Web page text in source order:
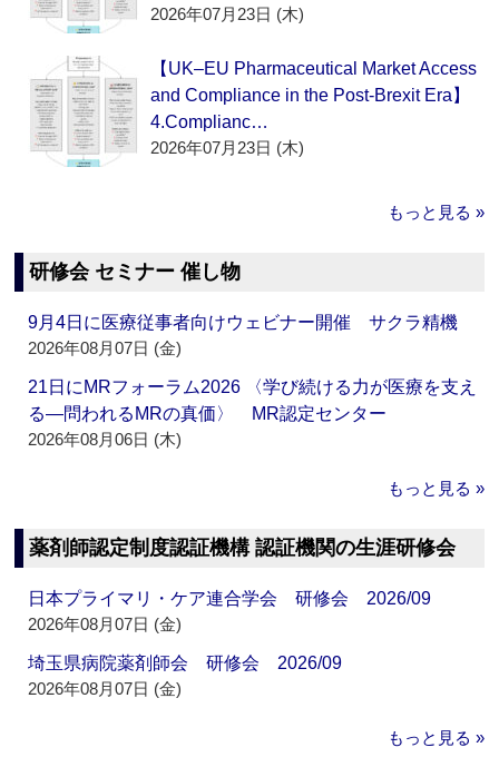
2026年07月23日 (木)
【UK–EU Pharmaceutical Market Access
and Compliance in the Post-Brexit Era】
4.Complianc…
2026年07月23日 (木)
もっと見る »
研修会 セミナー 催し物
9月4日に医療従事者向けウェビナー開催 サクラ精機
2026年08月07日 (金)
21日にMRフォーラム2026 〈学び続ける力が医療を支え
る―問われるMRの真価〉 MR認定センター
2026年08月06日 (木)
もっと見る »
薬剤師認定制度認証機構 認証機関の生涯研修会
日本プライマリ・ケア連合学会 研修会 2026/09
2026年08月07日 (金)
埼玉県病院薬剤師会 研修会 2026/09
2026年08月07日 (金)
もっと見る »